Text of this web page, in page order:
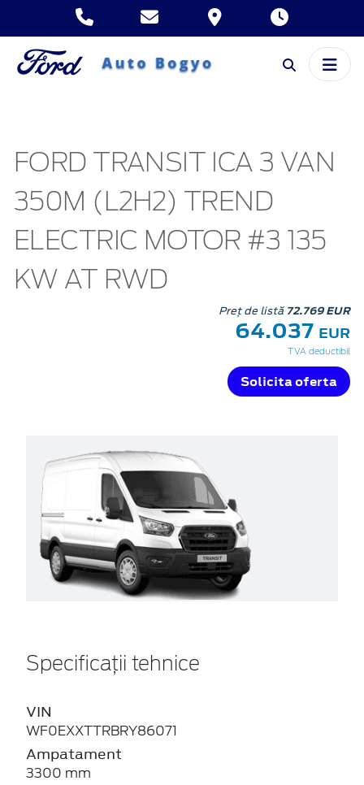
FORD TRANSIT ICA 3 VAN
350M (L2H2) TREND
ELECTRIC MOTOR #3 135
KW AT RWD
Preț de listă 72.769 EUR
64.037 EUR
TVA deductibil
Solicita oferta
Specificații tehnice
VIN
WF0EXXTTRBRY86071
Ampatament
3300 mm